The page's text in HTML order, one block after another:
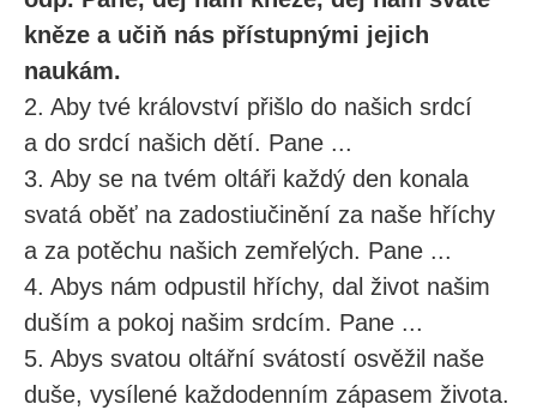
kněze a učiň nás přístupnými jejich
naukám.
2. Aby tvé království přišlo do našich srdcí
a do srdcí našich dětí. Pane ...
3. Aby se na tvém oltáři každý den konala
svatá oběť na zadostiučinění za naše hříchy
a za potěchu našich zemřelých. Pane ...
4. Abys nám odpustil hříchy, dal život našim
duším a pokoj našim srdcím. Pane ...
5. Abys svatou oltářní svátostí osvěžil naše
duše, vysílené každodenním zápasem života.